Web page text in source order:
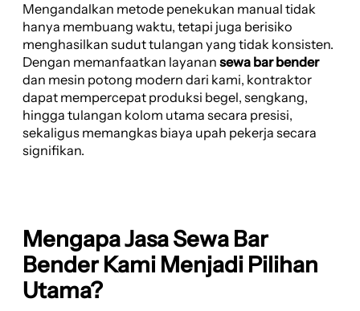
Mengandalkan metode penekukan manual tidak
hanya membuang waktu, tetapi juga berisiko
menghasilkan sudut tulangan yang tidak konsisten.
Dengan memanfaatkan layanan sewa bar bender
dan mesin potong modern dari kami, kontraktor
dapat mempercepat produksi begel, sengkang,
hingga tulangan kolom utama secara presisi,
sekaligus memangkas biaya upah pekerja secara
signifikan.
Mengapa Jasa Sewa Bar
Bender Kami Menjadi Pilihan
Utama?